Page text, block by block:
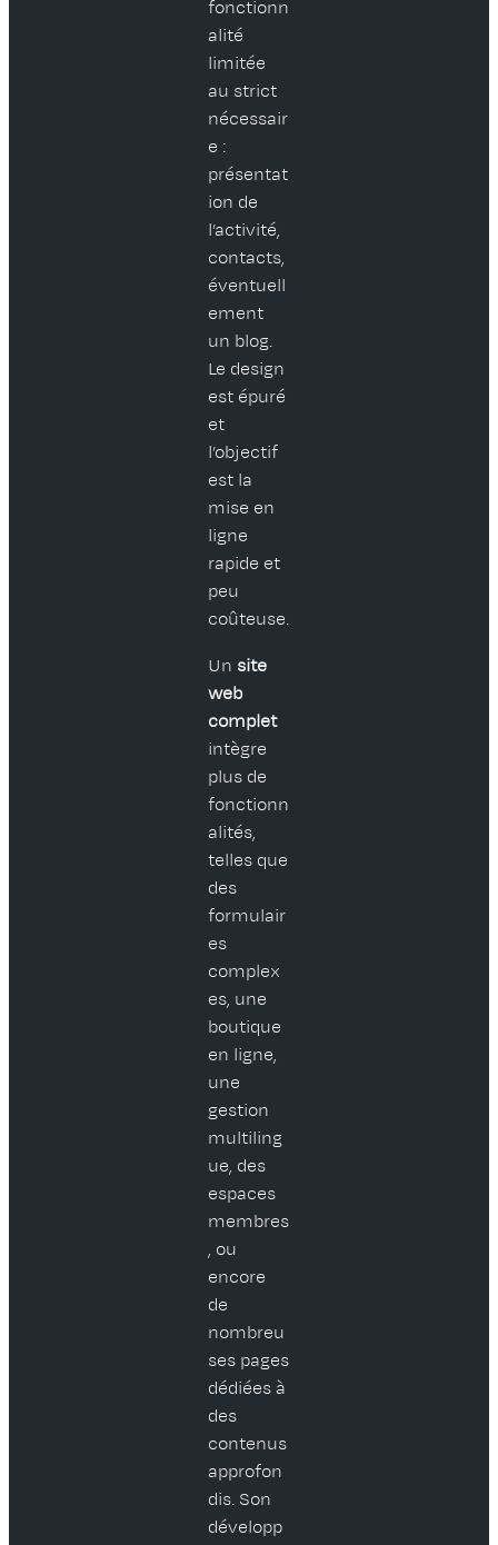
fonctionn
alité
limitée
au strict
nécessair
e :
présentat
ion de
l’activité,
contacts,
éventuell
ement
un blog.
Le design
est épuré
et
l’objectif
est la
mise en
ligne
rapide et
peu
coûteuse.
Un site
web
complet
intègre
plus de
fonctionn
alités,
telles que
des
formulair
es
complex
es, une
boutique
en ligne,
une
gestion
multiling
ue, des
espaces
membres
, ou
encore
de
nombreu
ses pages
dédiées à
des
contenus
approfon
dis. Son
développ